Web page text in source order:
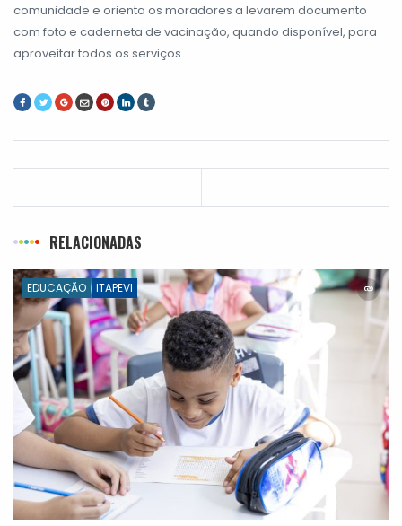
comunidade e orienta os moradores a levarem documento
com foto e caderneta de vacinação, quando disponível, para
aproveitar todos os serviços.
RELACIONADAS
EDUCAÇÃO ITAPEVI